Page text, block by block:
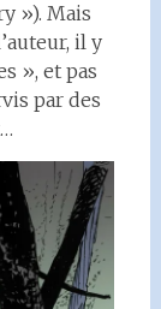
»). Mais
il y
», et pas
par des